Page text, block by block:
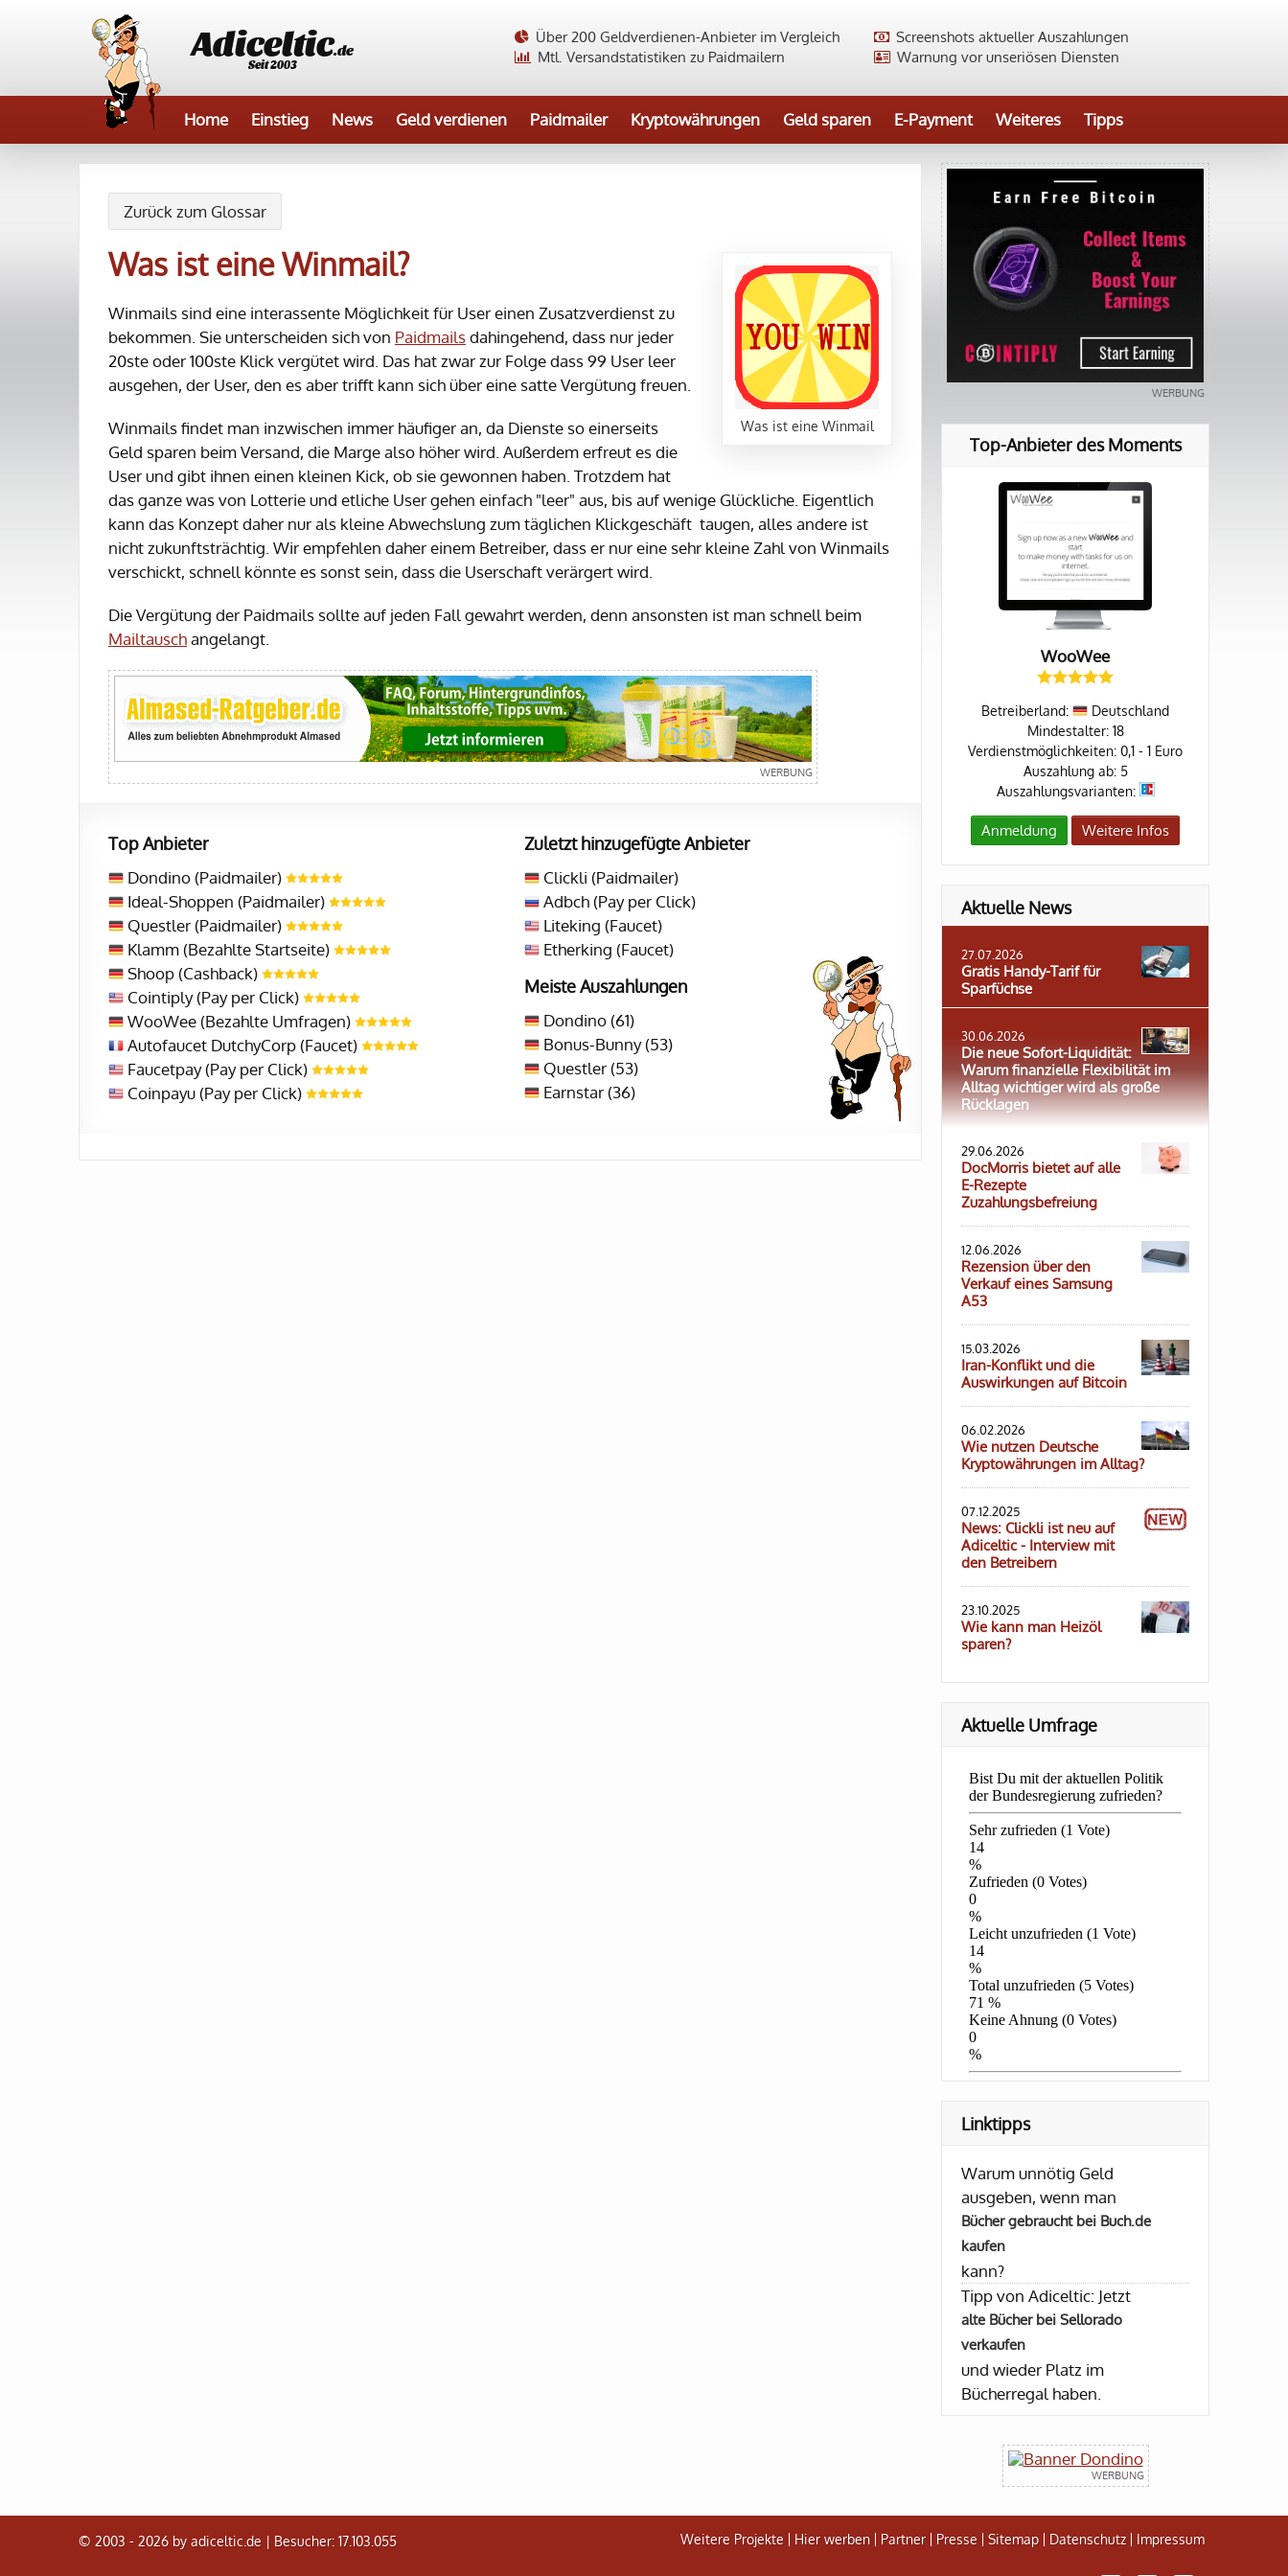
Adiceltic.de
Seit 2003
Screenshots aktueller Auszahlungen
Über 200 Geldverdienen-Anbieter im Vergleich
Warnung vor unseriösen Diensten
Mtl. Versandstatistiken zu Paidmailern
Home Einstieg News Geld verdienen Paidmailer Kryptowährungen Geld sparen E-Payment Weiteres Tipps
Zurück zum Glossar
Was ist eine Winmail
Was ist eine Winmail?
Winmails sind eine interassente Möglichkeit für User einen Zusatzverdienst zu
bekommen. Sie unterscheiden sich von Paidmailsdahingehend, dass nur jeder
20ste oder 100ste Klick vergütet wird. Das hat zwar zur Folge dass 99 User leer
ausgehen, der User, den es aber trifft kann sich über eine satte Vergütung freuen.
Winmails findet man inzwischen immer häufiger an, da Dienste so einerseits
Geld sparen beim Versand, die Marge also höher wird. Außerdem erfreut es die
User und gibt ihnen einen kleinen Kick, ob sie gewonnen haben. Trotzdem hat
das ganze was von Lotterie und etliche User gehen einfach "leer" aus, bis auf wenige Glückliche. Eigentlich
kann das Konzept daher nur als kleine Abwechslung zum täglichen Klickgeschäft taugen, alles andere ist
nicht zukunftsträchtig. Wir empfehlen daher einem Betreiber, dass er nur eine sehr kleine Zahl von Winmails
verschickt, schnell könnte es sonst sein, dass die Userschaft verärgert wird.
Die Vergütung der Paidmails sollte auf jeden Fall gewahrt werden, denn ansonsten ist man schnell beim
Mailtauschangelangt.
Top Anbieter
Dondino (Paidmailer)
Ideal-Shoppen (Paidmailer)
Questler (Paidmailer)
Klamm (Bezahlte Startseite)
Shoop (Cashback)
Cointiply (Pay per Click)
WooWee (Bezahlte Umfragen)
Autofaucet DutchyCorp (Faucet)
Faucetpay (Pay per Click)
Coinpayu (Pay per Click)
Zuletzt hinzugefügte Anbieter
Clickli (Paidmailer)
Adbch (Pay per Click)
Liteking (Faucet)
Etherking (Faucet)
Meiste Auszahlungen
Dondino (61)
Bonus-Bunny (53)
Questler (53)
Earnstar (36)
Top-Anbieter des Moments
WooWee
Betreiberland:
Deutschland
Mindestalter: 18
Verdienstmöglichkeiten: 0,1 - 1 Euro
Auszahlung ab: 5
Auszahlungsvarianten:
Anmeldung Weitere Infos
Aktuelle News
27.07.2026
Gratis Handy-Tarif für
Sparfüchse
30.06.2026
Die neue Sofort-Liquidität:
Warum finanzielle Flexibilität im
Alltag wichtiger wird als große
Rücklagen
29.06.2026
DocMorris bietet auf alle
E-Rezepte
Zuzahlungsbefreiung
12.06.2026
Rezension über den
Verkauf eines Samsung
A53
15.03.2026
Iran-Konflikt und die
Auswirkungen auf Bitcoin
06.02.2026
Wie nutzen Deutsche
Kryptowährungen im Alltag?
07.12.2025
News: Clickli ist neu auf
Adiceltic - Interview mit
den Betreibern
23.10.2025
Wie kann man Heizöl
sparen?
Aktuelle Umfrage
Linktipps
Warum unnötig Geld
ausgeben, wenn man
Bücher gebraucht bei Buch.de
kaufen
kann?
Tipp von Adiceltic: Jetzt
alte Bücher bei Sellorado
verkaufen
und wieder Platz im
Bücherregal haben.
© 2003 - 2026 by adiceltic.de | Besucher: 17.103.055 Weitere Projekte Hier werben Partner Presse Sitemap Datenschutz Impressum